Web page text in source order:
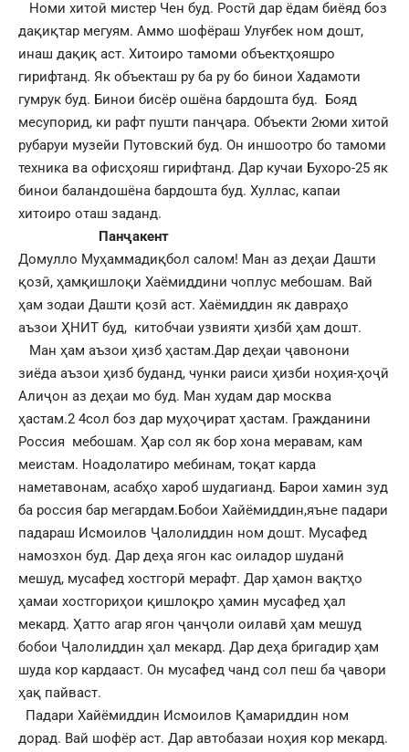
Номи хитоӣ мистер Чен буд. Ростӣ дар ёдам биёяд боз
дақиқтар мегуям. Аммо шофёраш Улуғбек ном дошт,
инаш дақиқ аст. Хитоиро тамоми объектҳояшро
гирифтанд. Як объекташ ру ба ру бо бинои Хадамоти
гумрук буд. Бинои бисёр ошёна бардошта буд. Бояд
месупорид, ки рафт пушти панҷара. Объекти 2юми хитоӣ
рубаруи музейи Путовский буд. Он иншоотро бо тамоми
техника ва офисҳояш гирифтанд. Дар кучаи Бухоро-25 як
бинои баландошёна бардошта буд. Хуллас, капаи
хитоиро оташ заданд.
Панҷакент
Домулло Муҳаммадиқбол салом! Ман аз деҳаи Дашти
қозӣ, ҳамқишлоқи Хаёмиддини чоплус мебошам. Вай
ҳам зодаи Дашти қозӣ аст. Хаёмиддин як давраҳо
аъзои ҲНИТ буд, китобчаи узвияти ҳизбӣ ҳам дошт.
Ман ҳам аъзои ҳизб ҳастам.Дар деҳаи ҷавонони
зиёда аъзои ҳизб буданд, чунки раиси ҳизби ноҳия-ҳоҷӣ
Алиҷон аз деҳаи мо буд. Ман худам дар москва
ҳастам.2 4сол боз дар муҳоҷират ҳастам. Гражданини
Россия мебошам. Ҳар сол як бор хона меравам, кам
меистам. Ноадолатиро мебинам, тоқат карда
наметавонам, асабҳо хароб шудагианд. Барои хамин зуд
ба россия бар мегардам.Бобои Хайёмиддин,яъне падари
падараш Исмоилов Ҷалолиддин ном дошт. Мусафед
намозхон буд. Дар деҳа ягон кас оиладор шуданӣ
мешуд, мусафед хостгорӣ мерафт. Дар ҳамон вақтҳо
ҳамаи хостгориҳои қишлоқро ҳамин мусафед ҳал
мекард. Ҳатто агар ягон ҷанҷоли оилавӣ ҳам мешуд
бобои Ҷалолиддин ҳал мекард. Дар деҳа бригадир ҳам
шуда кор кардааст. Он мусафед чанд сол пеш ба ҷавори
ҳақ пайваст.
Падари Хайёмиддин Исмоилов Қамариддин ном
дорад. Вай шофёр аст. Дар автобазаи ноҳия кор мекард.